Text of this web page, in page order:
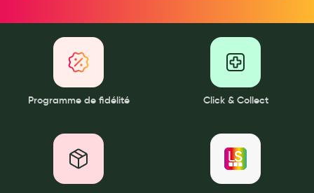
Programme de fidélité Click & Collect